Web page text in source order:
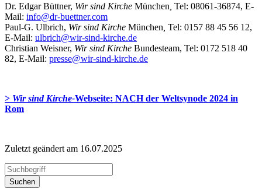
Dr. Edgar Büttner, Wir sind Kirche München Tel: 08061-36874, E-
Mail: info@dr-buettner.com
Paul-G. Ulbrich, Wir sind Kirche München Tel: 0157 88 45 56 12,
E-Mail: ulbrich@wir-sind-kirche.de
Christian Weisner, Wir sind Kirche Bundesteam, Tel: 0172 518 40
82, E-Mail: presse@wir-sind-kirche.de
> Wir sind Kirche-Webseite: NACH der Weltsynode 2024 in
Rom
Zuletzt geändert am 16­.07.2025
Suchen